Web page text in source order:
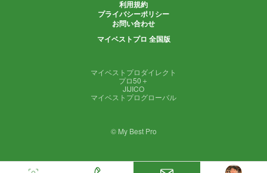
利用規約
プライバシーポリシー
お問い合わせ
マイベストプロ 全国版
マイベストプロダイレクト
プロ50＋
JIJICO
マイベストプログローバル
© My Best Pro